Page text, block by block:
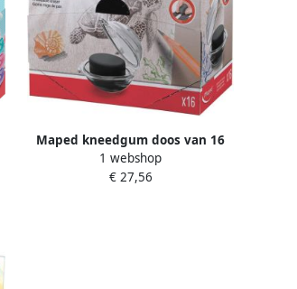
Maped kneedgum doos van 16
stuks
1 webshop
€ 27,56